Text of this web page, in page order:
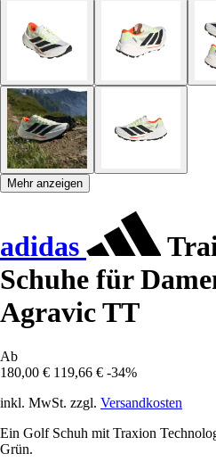
Mehr anzeigen
adidas
Schuhe für
Agravic TT
Ab
180,00 € 119,66 € -34%
inkl. MwSt. zzgl. Versandkosten
Ein Golf Schuh mit Traxion
Grün.